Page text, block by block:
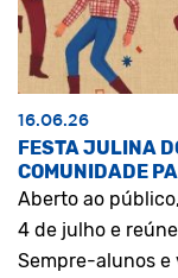
16.06.26
FESTA JULINA
COMUNIDADE
Aberto ao
4 de julho e
Sempre-alunos